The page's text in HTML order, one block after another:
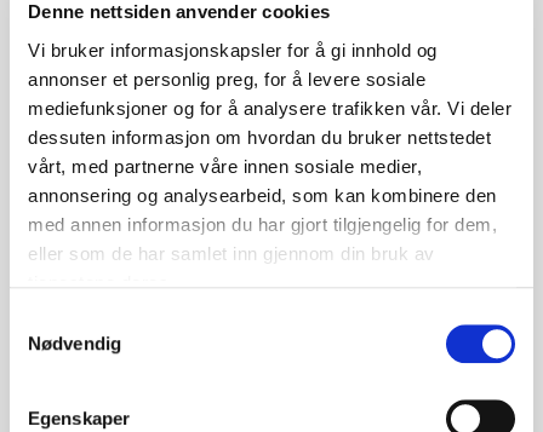
Denne nettsiden anvender cookies
Vi bruker informasjonskapsler for å gi innhold og
annonser et personlig preg, for å levere sosiale
mediefunksjoner og for å analysere trafikken vår. Vi deler
dessuten informasjon om hvordan du bruker nettstedet
vårt, med partnerne våre innen sosiale medier,
annonsering og analysearbeid, som kan kombinere den
med annen informasjon du har gjort tilgjengelig for dem,
eller som de har samlet inn gjennom din bruk av
Nødvendig
Egenskaper
Pullerter
Lagerførte pullerter levert med komplette
boltsett.